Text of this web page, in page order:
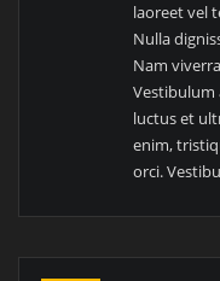
laoreet vel
Nulla
Nam
Vestibulum
luctus et
enim,
orci.